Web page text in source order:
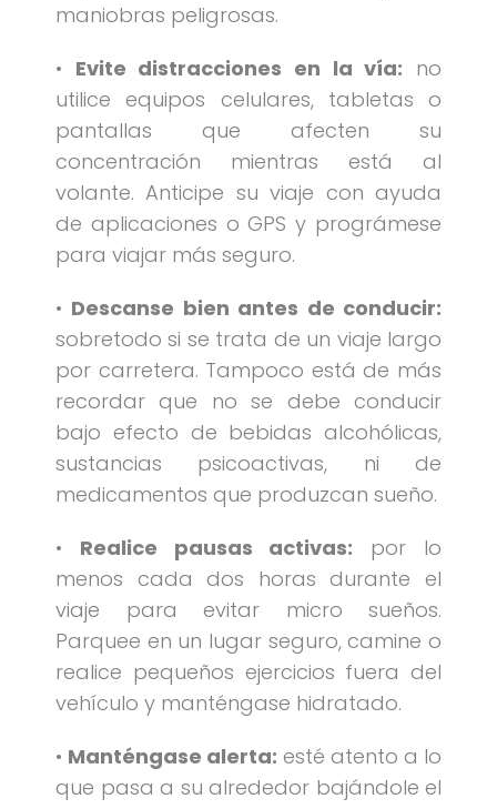
maniobras peligrosas.
• Evite distracciones en la vía: no
utilice equipos celulares, tabletas o
pantallas que afecten su
concentración mientras está al
volante. Anticipe su viaje con ayuda
de aplicaciones o GPS y prográmese
para viajar más seguro.
• Descanse bien antes de conducir:
sobretodo si se trata de un viaje largo
por carretera. Tampoco está de más
recordar que no se debe conducir
bajo efecto de bebidas alcohólicas,
sustancias psicoactivas, ni de
medicamentos que produzcan sueño.
• Realice pausas activas: por lo
menos cada dos horas durante el
viaje para evitar micro sueños.
Parquee en un lugar seguro, camine o
realice pequeños ejercicios fuera del
vehículo y manténgase hidratado.
• Manténgase alerta: esté atento a lo
que pasa a su alrededor bajándole el